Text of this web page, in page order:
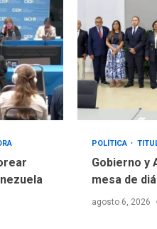
POLÍTICA
Gobierno y
mesa de
agosto 6, 2026